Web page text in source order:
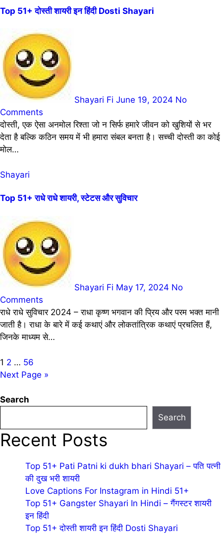
Top 51+ दोस्ती शायरी इन हिंदी Dosti Shayari
Shayari Fi June 19, 2024 No
Comments
दोस्ती, एक ऐसा अनमोल रिश्ता जो न सिर्फ हमारे जीवन को खुशियों से भर
देता है बल्कि कठिन समय में भी हमारा संबल बनता है। सच्ची दोस्ती का कोई
मोल…
Shayari
Top 51+ राधे राधे शायरी, स्टेटस और सुविचार
Shayari Fi May 17, 2024 No
Comments
राधे राधे सुविचार 2024 – राधा कृष्ण भगवान की प्रिय और परम भक्त मानी
जाती है। राधा के बारे में कई कथाएं और लोकतांत्रिक कथाएं प्रचलित हैं,
जिनके माध्यम से…
Posts
pagination
1 2 … 56
Next Page »
Search
Search
Recent Posts
Top 51+ Pati Patni ki dukh bhari Shayari – पति पत्नी
की दुख भरी शायरी
Love Captions For Instagram in Hindi 51+
Top 51+ Gangster Shayari In Hindi – गैंगस्टर शायरी
इन हिंदी
Top 51+ दोस्ती शायरी इन हिंदी Dosti Shayari